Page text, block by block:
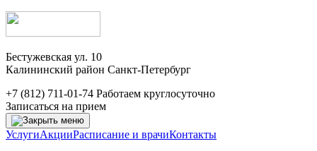
Бестужевская ул. 10
Калининский район Санкт-Петербург
+7 (812) 711-01-74 Работаем круглосуточно
Записаться на прием
УслугиАкцииРасписание и врачиКонтакты